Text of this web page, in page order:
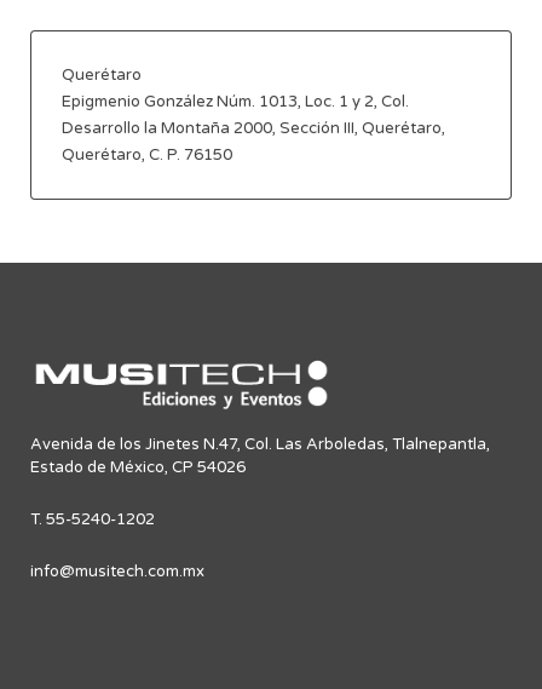
Querétaro
Epigmenio González Núm. 1013, Loc. 1 y 2, Col.
Desarrollo la Montaña 2000, Sección III, Querétaro,
Querétaro, C. P. 76150
Avenida de los Jinetes N.47, Col. Las Arboledas, Tlalnepantla,
Estado de México, CP 54026
T. 55-5240-1202
info@musitech.com.mx